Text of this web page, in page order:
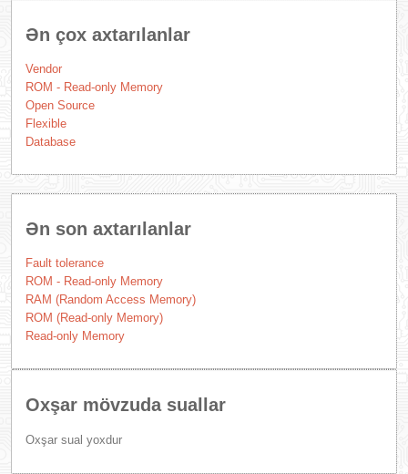
Ən çox axtarılanlar
Vendor
ROM - Read-only Memory
Open Source
Flexible
Database
Ən son axtarılanlar
Fault tolerance
ROM - Read-only Memory
RAM (Random Access Memory)
ROM (Read-only Memory)
Read-only Memory
Oxşar mövzuda suallar
Oxşar sual yoxdur